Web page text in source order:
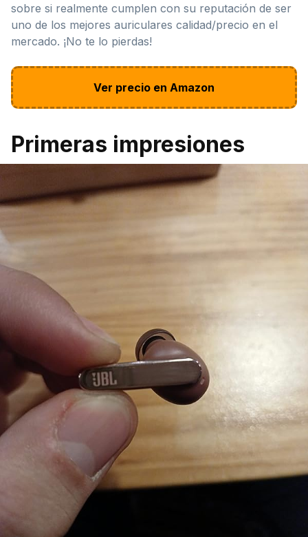
sobre si realmente cumplen con su reputación de ser
uno de los mejores auriculares calidad/precio en el
mercado. ¡No te lo pierdas!
Ver precio en Amazon
Primeras impresiones